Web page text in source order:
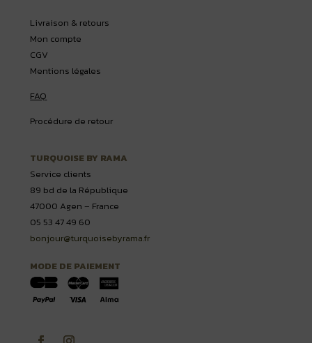
Livraison & retours
Mon compte
CGV
Mentions légales
FAQ
Procédure de retour
TURQUOISE BY RAMA
Service clients
89 bd de la République
47000 Agen – France
05 53 47 49 60
bonjour@turquoisebyrama.fr
MODE DE PAIEMENT